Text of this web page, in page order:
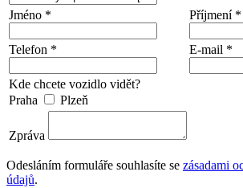
Jméno * Příjmení *
Telefon * E-mail *
Kde chcete vozidlo vidět?
Praha
Plzeň
Zpráva
Odesláním formuláře souhlasíte se zásadami
údajů.